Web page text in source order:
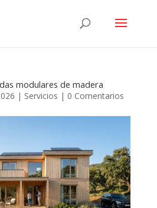
modulares de madera
| Servicios | 0 Comentarios